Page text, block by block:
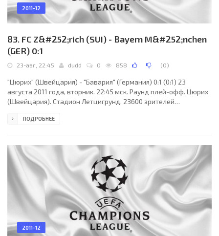
2011-12
83. FC Z&#252;rich (SUI) - Bayern M&#252;nchen
(GER) 0:1
23-авг, 22:45 dudd 0 858 (0)
"Цюрих" (Швейцария) - "Бавария" (Германия) 0:1 (0:1) 23
августа 2011 года, вторник. 22:45 мск. Раунд плей-офф. Цюрих
(Швейцария). Стадион Летцигрунд. 23600 зрителей
Франция). "Цюрих": Джонни Леони, Жорже Тейшейра, Рикардо
Барметтлер, Амин Шермити, Адмир Мехмеди (Йосип Дрмич,
78), Марко Шёнбахлер. Главный тренер - Урс Фишер.
ПОДРОБНЕЕ
2011-12